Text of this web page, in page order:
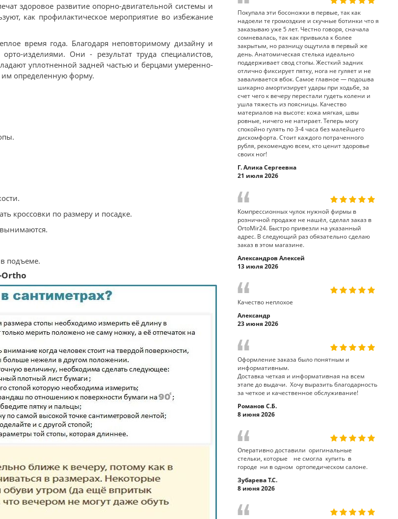
здоровое развитие опорно-двигательной системы и
как профилактическое мероприятие во избежание
время года. Благодаря неповторимому дизайну и
изделиями. Они - результат труда специалистов,
уплотненной задней частью и берцами умеренно-
им определенную форму.
кроссовки по размеру и посадке.
подъеме.
Ortho
Покупала эти босоножки в первые, так как
надоели те громоздкие и скучные ботинки что я
заказываю уже 5 лет. Честно говоря, сначала
сомневалась, так как привыкла к более
закрытым, но разницу ощутила в первый же
день. Анатомическая стелька идеально
поддерживает свод стопы. Жесткий задник
отлично фиксирует пятку, нога не гуляет и не
заваливается вбок. Самое главное — подошва
шикарно амортизирует удары при ходьбе, за
счет чего к вечеру перестали гудеть колени и
ушла тяжесть из поясницы. Качество
материалов на высоте: кожа мягкая, швы
ровные, ничего не натирает. Теперь могу
спокойно гулять по 3-4 часа без малейшего
дискомфорта. Стоит каждого потраченного
рубля, рекомендую всем, кто ценит здоровье
своих ног!
Г. Алика Сергеевна
21 июля 2026
Компрессионных чулок нужной фирмы в
розничной продаже не нашёл, сделал заказ в
OrtoMir24. Быстро привезли на указанный
адрес. В следующий раз обязательно сделаю
заказ в этом магазине.
Александров Алексей
13 июля 2026
Качество неплохое
Александр
23 июня 2026
Оформление заказа было понятным и
информативным.
Доставка четкая и информативная на всем
этапе до выдачи. Хочу выразить благодарность
за четкое и качественное обслуживание!
Романов С.Б.
8 июня 2026
Оперативно доставили оригинальные
стельки, которые не смогла купить в
городе ни в одном ортопедическом салоне.
Зубарева Т.С.
8 июня 2026